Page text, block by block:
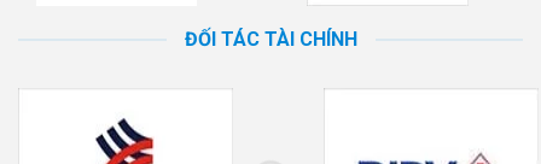
ĐỐI TÁC TÀI CHÍNH